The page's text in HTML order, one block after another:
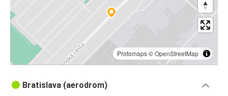
Protomaps©OpenStreetMap
Bratislava (aerodrom)